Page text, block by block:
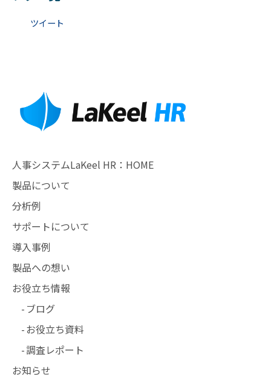
ツイート
人事システムLaKeel HR：HOME
製品について
分析例
サポートについて
導入事例
製品への想い
お役立ち情報
ブログ
お役立ち資料
調査レポート
お知らせ